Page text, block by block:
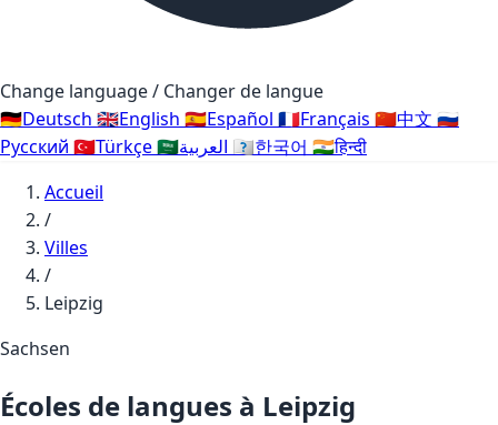
Change language / Changer de langue
🇩🇪Deutsch 🇬🇧English 🇪🇸Español 🇫🇷Français 🇨🇳中文 🇷🇺
Русский 🇹🇷Türkçe🇸🇦 🇰🇷한국어 🇮🇳हिन्दी
Accueil
/
Villes
/
Leipzig
Sachsen
Écoles de langues à Leipzig